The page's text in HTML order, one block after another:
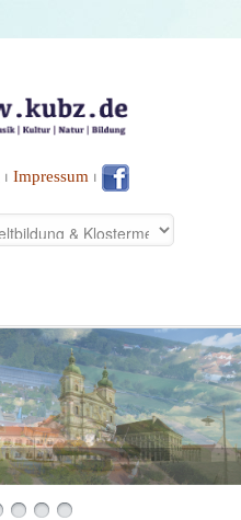
⏐ Impressum ⏐